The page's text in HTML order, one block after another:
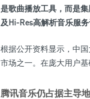
是歌曲播放工具，而是
及Hi-Res高解析音乐服
根据公开资料显示，中
市场之一。在庞大用户
腾讯音乐仍占据主导